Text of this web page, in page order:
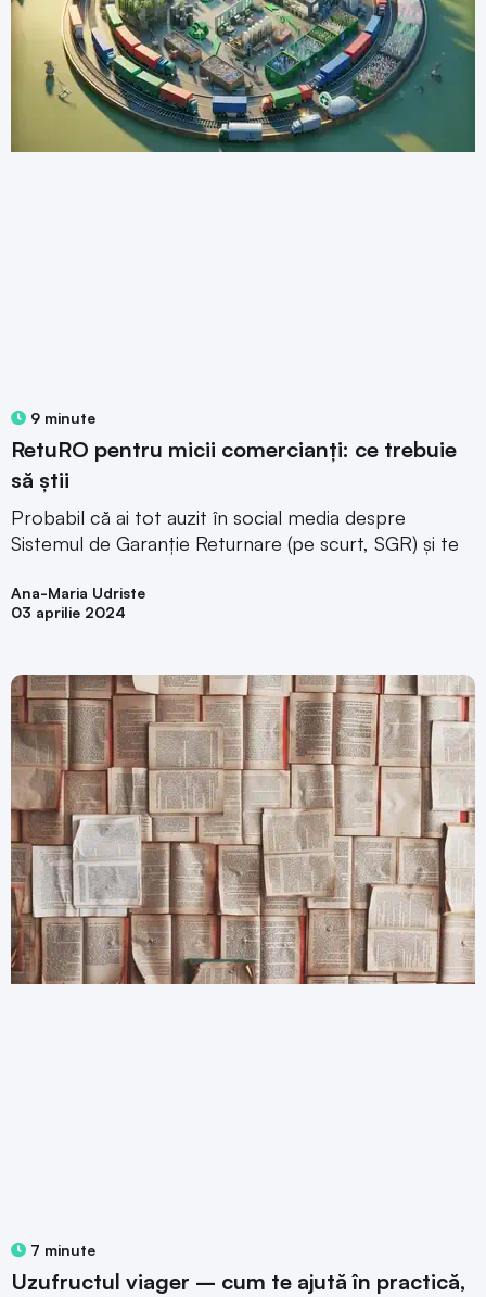
9 minute
RetuRO pentru micii comercianți: ce trebuie
să știi
Probabil că ai tot auzit în social media despre
Sistemul de Garanție Returnare (pe scurt, SGR) și te
Ana-Maria Udriste
03 aprilie 2024
7 minute
Uzufructul viager – cum te ajută în practică,